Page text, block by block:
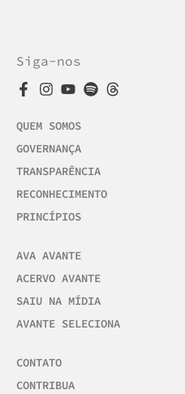
Siga-nos
QUEM SOMOS
GOVERNANÇA
TRANSPARÊNCIA
RECONHECIMENTO
PRINCÍPIOS
AVA AVANTE
ACERVO AVANTE
SAIU NA MÍDIA
AVANTE SELECIONA
CONTATO
CONTRIBUA